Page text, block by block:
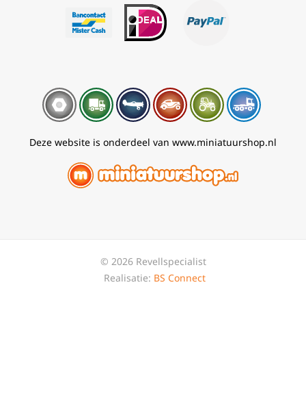
Deze website is onderdeel van www.miniatuurshop.nl
© 2026 Revellspecialist
Realisatie: BS Connect